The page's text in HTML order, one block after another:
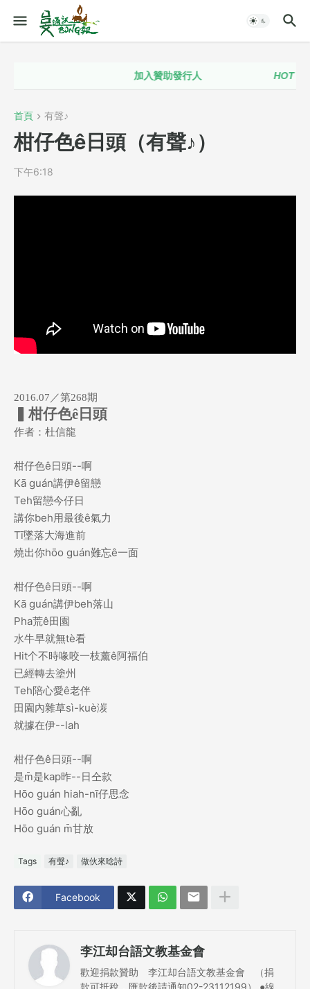
加入贊助發行人 HOT！！
首頁 有聲♪
柑仔色ê日頭（有聲♪）
下午6:18
2016.07 ／第268期
▍柑仔色ê 日頭
作者：杜信龍
柑仔色ê日頭--啊
Kā guán講伊ê留戀
Teh留戀今仔日
講你beh用最後ê氣力
Tī墜落大海進前
燒出你hōo guán難忘ê一面
柑仔色ê日頭--啊
Kā guán講伊beh落山
Pha荒ê田園
水牛早就無tè看
Hit个不時喙咬一枝薰ê阿福伯
已經轉去塗州
Teh陪心愛ê老伴
田園內雜草sì-kuè湠
就據在伊--lah
柑仔色ê日頭--啊
是m̄是kap昨--日仝款
Hōo guán hiah-nī仔思念
Hōo guán心亂
Hōo guán m̄甘放
Tags 有聲♪ 做伙來唸詩
Facebook
李江却台語文教基金會
歡迎捐款贊助 李江却台語文教基金會 （捐
款可抵稅，匯款後請通知02-23112199） ●線